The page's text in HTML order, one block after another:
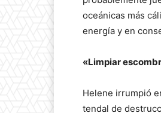
oceánicas más
energía y en
«Limpiar
Helene irrumpió
tendal de